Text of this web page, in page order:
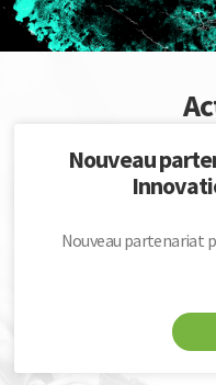
Nouveau
Nouveau partenariat